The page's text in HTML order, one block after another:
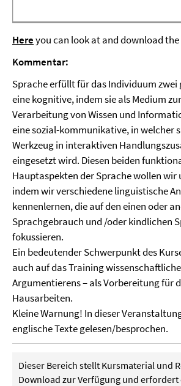
Hereyou can look at and download
Kommentar:
Sprache erfüllt für das Individuum
eine kognitive, indem sie als Medium
Verarbeitung von Wissen und
eine sozial-kommunikative, in welcher
Werkzeug in interaktiven
eingesetzt wird. Diesen beiden
Hauptaspekten der Sprache wollen wir
indem wir verschiedene linguistische
kennenlernen, die auf den einen oder
Sprachgebrauch und /oder kindlichen
fokussieren.
Ein bedeutender Schwerpunkt des
auch auf das Training
Argumentierens – als Vorbereitung für
Hausarbeiten.
Kleine Warnung! In dieser
englische Texte gelesen/besprochen.
Dieser Bereich stellt Kursmaterial und
Download zur Verfügung und erfordert